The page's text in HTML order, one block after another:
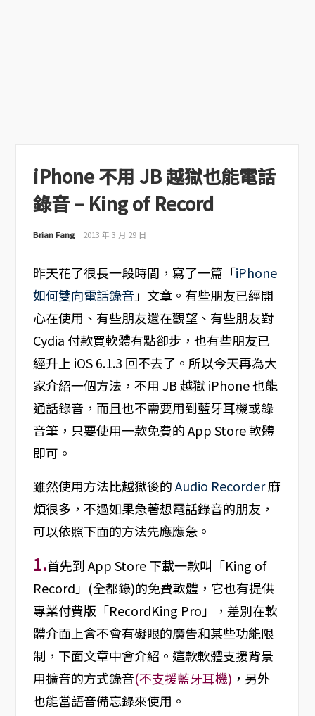
iPhone 不用 JB 越獄也能電話
錄音 – King of Record
Brian Fang 2013 年 3 月 29 日
昨天花了很長一段時間，寫了一篇「iPhone
如何雙向電話錄音」文章。有些朋友已經開
心在使用、有些朋友還在觀望、有些朋友對
Cydia 付款買軟體有點卻步，也有些朋友已
經升上 iOS 6.1.3 回不去了。所以今天再為大
家介紹一個方法，不用 JB 越獄 iPhone 也能
通話錄音，而且也不需要用到藍牙耳機或錄
音筆，只要使用一款免費的 App Store 軟體
即可。
雖然使用方法比越獄後的Audio Recorder麻
煩很多，不過如果急著想電話錄音的朋友，
可以依照下面的方法先應應急。
1.首先到 App Store 下載一款叫「King of
Record」(全都錄)的免費軟體，它也有提供
專業付費版「RecordKing Pro」，差別在軟
體介面上會不會有礙眼的廣告和某些功能限
制，下面文章中會介紹。這款軟體支援背景
用擴音的方式錄音(不支援藍牙耳機) ，另外
也能當語音備忘錄來使用。